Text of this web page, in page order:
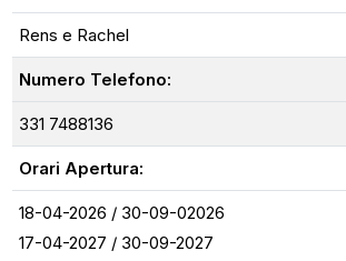
Rens e Rachel
Numero Telefono:
331 7488136
Orari Apertura:
18-04-2026 / 30-09-02026
17-04-2027 / 30-09-2027